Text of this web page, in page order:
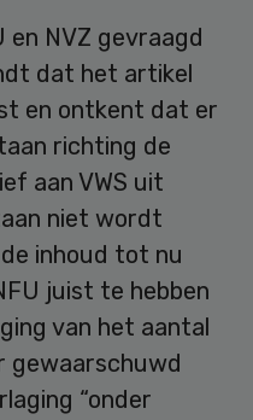
en NVZ gevraagd
dat het artikel
en ontkent dat er
richting de
aan VWS uit
niet wordt
inhoud tot nu
juist te hebben
van het aantal
gewaarschuwd
“onder